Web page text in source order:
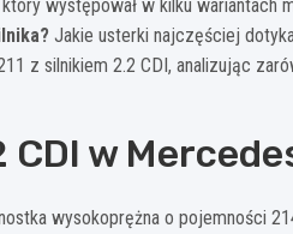
występował w kilku wariantach
Jakie usterki najczęściej
z silnikiem 2.2 CDI, analizując
w
wysokoprężna o pojemności